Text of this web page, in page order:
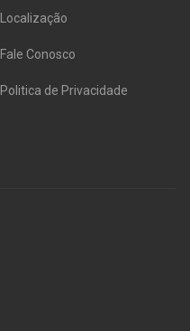
Localização
Fale Conosco
Politica de Privacidade